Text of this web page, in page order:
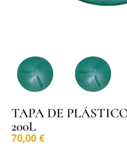
TAPA DE
200L
70,00€